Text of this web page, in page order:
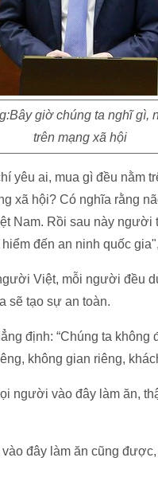
giờ chúng ta nghĩ gì,
trên mạng xã hội
yêu ai, mua gì đều nằm
xã hội? Có nghĩa rằng
Nam. Rồi sau này
đến an ninh quốc
Việt, mỗi người đều
sẽ tạo sự an toàn.
định: “Chúng ta
không gian riêng,
người vào đây làm ăn,
đây làm ăn cũng